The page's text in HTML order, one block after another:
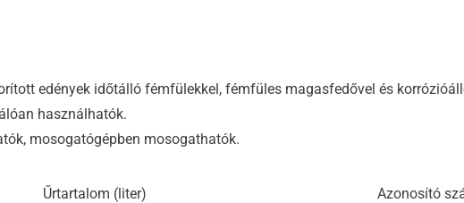
edények időtálló fémfülekkel, fémfüles magasfedővel és
használhatók.
mosogatógépben mosogathatók.
Űrtartalom (liter) Azonosító